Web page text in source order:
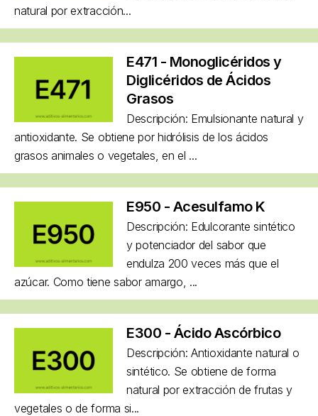
natural por extracción...
E471 - Monoglicéridos y
Diglicéridos de Ácidos
Grasos
Descripción: Emulsionante natural y
antioxidante. Se obtiene por hidrólisis de los ácidos
grasos animales o vegetales, en el ...
E950 - Acesulfamo K
Descripción: Edulcorante sintético
y potenciador del sabor que
endulza 200 veces más que el
azúcar. Como tiene sabor amargo, ...
E300 - Ácido Ascórbico
Descripción: Antioxidante natural o
sintético. Se obtiene de forma
natural por extracción de frutas y
vegetales o de forma si...